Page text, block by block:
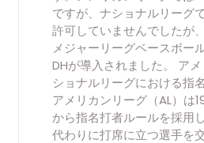
ですが、ナショナルリーグ
許可していませんでしたが
メジャーリーグベースボー
DHが導入されました。 ア
ショナルリーグにおける指
アメリカンリーグ（AL）は
から指名打者ルールを採用
代わりに打席に立つ選手を